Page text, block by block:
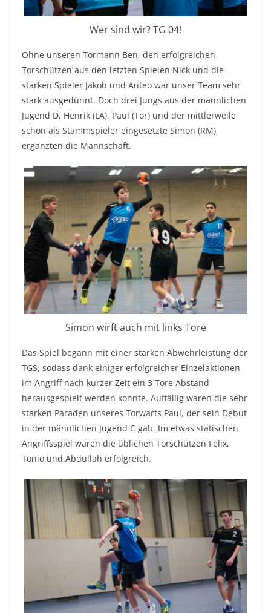
Wer sind wir? TG 04!
Ohne unseren Tormann Ben, den erfolgreichen
Torschützen aus den letzten Spielen Nick und die
starken Spieler Jakob und Anteo war unser Team sehr
stark ausgedünnt. Doch drei Jungs aus der männlichen
Jugend D, Henrik (LA), Paul (Tor) und der mittlerweile
schon als Stammspieler eingesetzte Simon (RM),
ergänzten die Mannschaft.
Simon wirft auch mit links Tore
Das Spiel begann mit einer starken Abwehrleistung der
TGS, sodass dank einiger erfolgreicher Einzelaktionen
im Angriff nach kurzer Zeit ein 3 Tore Abstand
herausgespielt werden konnte. Auffällig waren die sehr
starken Paraden unseres Torwarts Paul, der sein Debut
in der männlichen Jugend C gab. Im etwas statischen
Angriffsspiel waren die üblichen Torschützen Felix,
Tonio und Abdullah erfolgreich.